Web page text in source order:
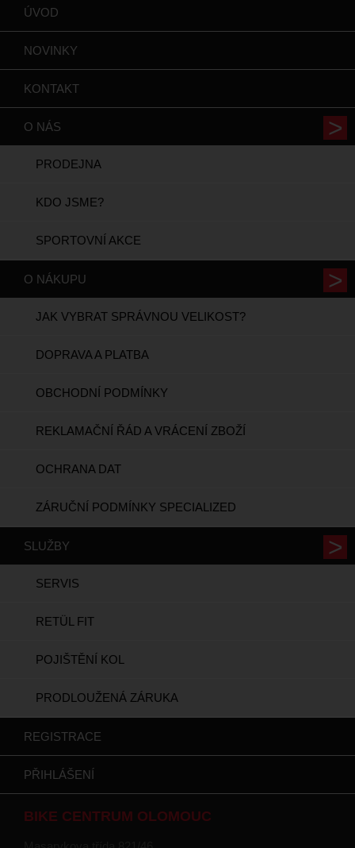
ÚVOD
NOVINKY
KONTAKT
O NÁS
PRODEJNA
KDO JSME?
SPORTOVNÍ AKCE
O NÁKUPU
JAK VYBRAT SPRÁVNOU VELIKOST?
DOPRAVA A PLATBA
OBCHODNÍ PODMÍNKY
REKLAMAČNÍ ŘÁD A VRÁCENÍ ZBOŽÍ
OCHRANA DAT
ZÁRUČNÍ PODMÍNKY SPECIALIZED
SLUŽBY
SERVIS
RETÜL FIT
POJIŠTĚNÍ KOL
PRODLOUŽENÁ ZÁRUKA
REGISTRACE
PŘIHLÁŠENÍ
BIKE CENTRUM OLOMOUC